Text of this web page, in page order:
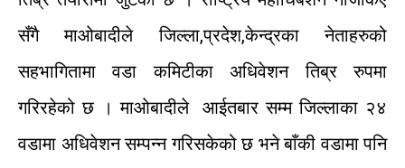
सँगैमाओबादीले जिल्ला,प्रदेश,केन्द्रका
नेताहरुको
सहभागितामा
वडा कमिटीका अधिवेशन तिब्र
रुपमा
गरिरहेको छ ।माओबादीले आईतबार सम्म जिल्लाका २४
वडामा अधिवेशन सम्पन्न गरिसकेको छ भने बाँकी वडामा पनि